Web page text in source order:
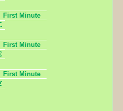
First Minute
First Minute
First Minute